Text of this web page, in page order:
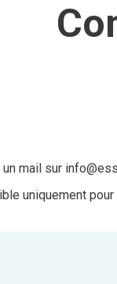
un mail sur
uniquement